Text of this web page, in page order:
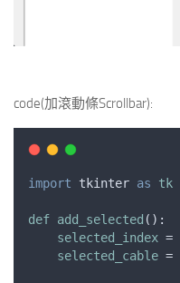
code(加滾動條Scrollbar):
import tkinter as tk
def add_selected ():
selected_index =
selected_cable =